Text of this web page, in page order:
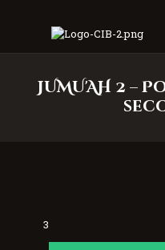
JUMU'AH 2 –
Centre
3